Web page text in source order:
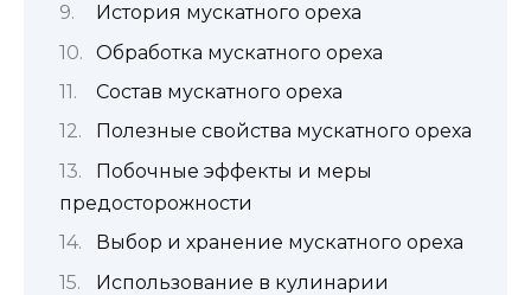
История мускатного ореха
Обработка мускатного ореха
Состав мускатного ореха
Полезные свойства мускатного ореха
Побочные эффекты и меры
предосторожности
Выбор и хранение мускатного ореха
Использование в кулинарии